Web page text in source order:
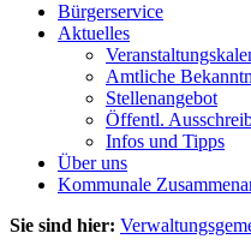
Bürgerservice
Aktuelles
Amtliche
Stellenangebot
Öffentl.
Infos und Tipps
Über uns
Kommunale
Sie sind hier: